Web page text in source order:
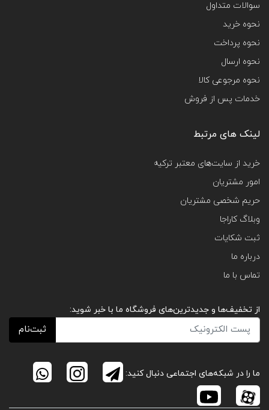
سوالات متداول
نحوه خرید
نحوه پرداخت
نحوه ارسال
نحوه مرجوعی کالا
خدمات پس از فروش
لینک های مرتبط
خرید از سایت‌های معتبر ترکیه
امور مشتریان
حریم شخصی مشتریان
وبلاگ کاراجا
ثبت شکایات
درباره ما
تماس با ما
از تخفیف‌ها و جدیدترین‌های فروشگاه ما با خبر شوید:
ثبت‌نام
ما را در شبکه‌های اجتماعی دنبال کنید: